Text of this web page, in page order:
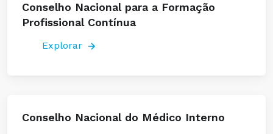
Conselho Nacional para a Formação
Profissional Contínua
Explorar
Conselho Nacional do Médico Interno